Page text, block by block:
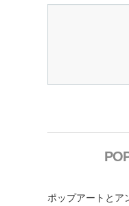
ポップアートと